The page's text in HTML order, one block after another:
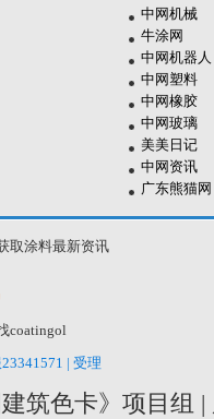
中网机械
牛涂网
中网机器人
中网塑料
中网橡胶
中网玻璃
美美日记
中网资讯
广东熊猫网
取涂料最新资讯
coatingol
| 受理
筑色卡》项目组